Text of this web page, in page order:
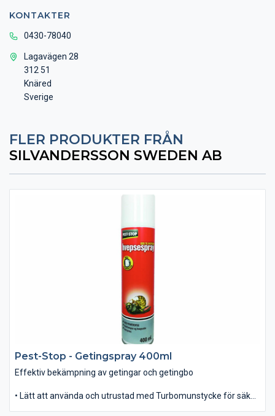
KONTAKTER
0430-78040
Lagavägen 28
312 51
Knäred
Sverige
FLER PRODUKTER FRÅN
SILVANDERSSON SWEDEN AB
Pest-Stop - Getingspray 400ml
Effektiv bekämpning av getingar och getingbo
• Lätt att använda och utrustad med Turbomunstycke för säker